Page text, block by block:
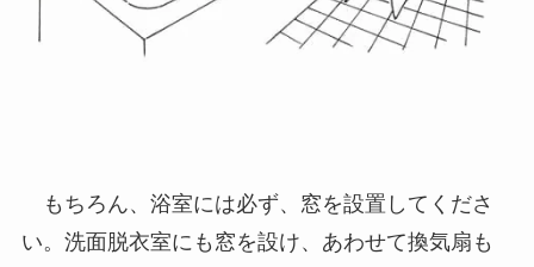
もちろん、浴室には必ず、窓を設置してくださ
い。洗面脱衣室にも窓を設け、あわせて換気扇も